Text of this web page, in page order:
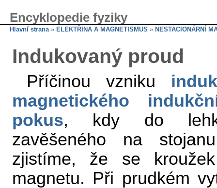
Encyklopedie fyziky
Hlavní strana» ELEKTŘINA A MAGNETISMUS » NESTACIONÁRNÍ
Indukovaný proud
Příčinou vzniku
magnetického
pokus, kdy do
zavěšeného na
zjistíme, že se
magnetu. Při prudkém